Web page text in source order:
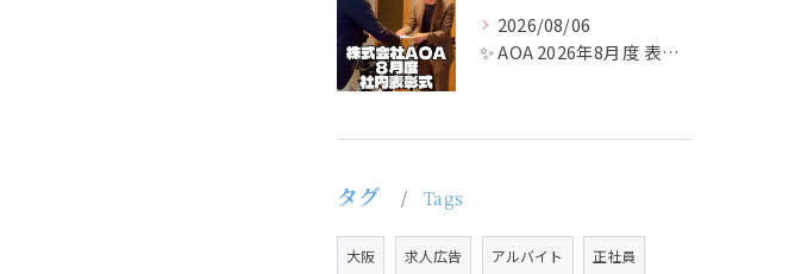
2026/08/06
✨ AOA 2026年8月度 表彰式レポート ✨
タグ Tags
大阪 求人広告 アルバイト 正社員